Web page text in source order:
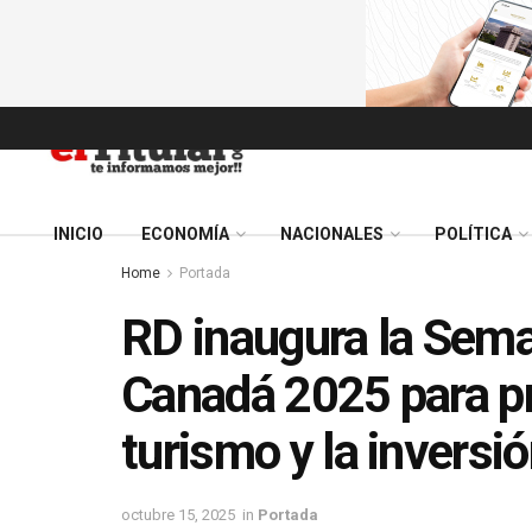
INICIO ECONOMÍA NACIONALES POLÍTICA
Home Portada
RD inaugura la
Canadá 2025 para
turismo y la
octubre 15, 2025 in Portada